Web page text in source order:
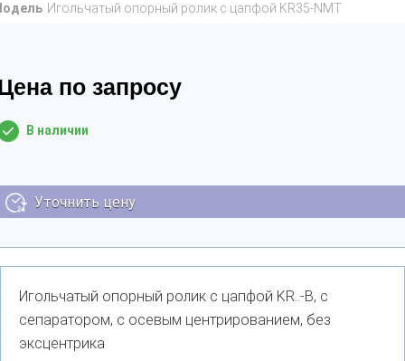
Игольчатый опорный ролик с цапфой KR35-NMT
по запросу
В наличии
Уточнить цену
Игольчатый опорный ролик с цапфой KR..-B, с
сепаратором, с осевым центрированием, без
эксцентрика